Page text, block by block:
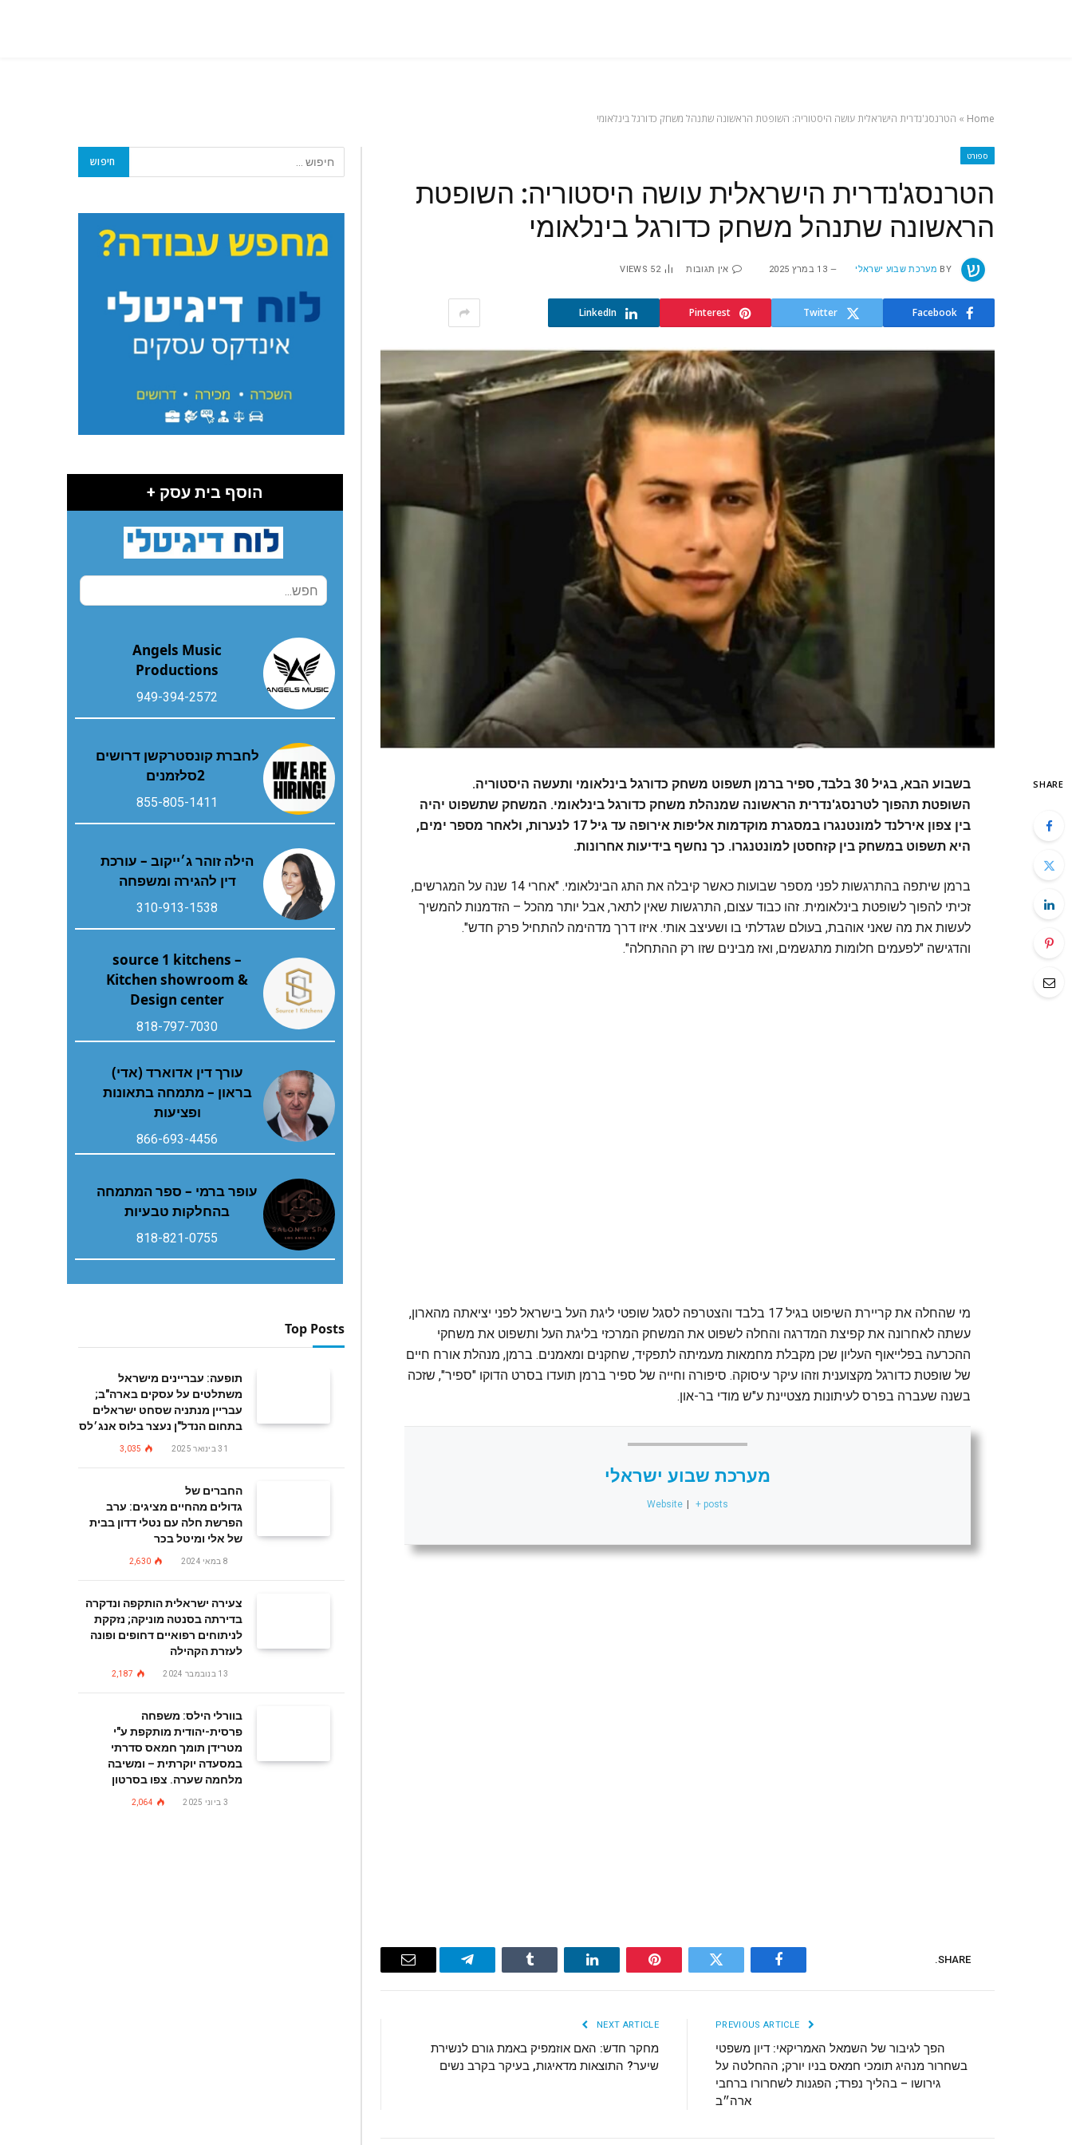
Home
» הטרנסג'נדרית הישראלית עושה היסטוריה: השופטת הראשונה שתנהל משחק כדורגל בינלאומי
ספורט
הטרנסג'נדרית הישראלית עושה היסטוריה: השופטת
הראשונה שתנהל משחק כדורגל בינלאומי
BY מערכת שבוע ישראלי 13 במרץ 2025 אין תגובות 52
VIEWS
Facebook
Twitter
Pinterest
LinkedIn
SHARE
בשבוע הבא, בגיל 30 בלבד, ספיר ברמן תשפוט משחק כדורגל בינלאומי ותעשה היסטוריה.
השופטת תהפוך לטרנסג'נדרית הראשונה שמנהלת משחק כדורגל בינלאומי. המשחק שתשפוט יהיה
בין צפון אירלנד למונטנגרו במסגרת מוקדמות אליפות אירופה עד גיל 17 לנערות, ולאחר מספר ימים,
היא תשפוט במשחק בין קזחסטן למונטנגרו. כך נחשף בידיעות אחרונות.
ברמן שיתפה בהתרגשות לפני מספר שבועות כאשר קיבלה את התג הבינלאומי. "אחרי 14 שנה על המגרשים,
זכיתי להפוך לשופטת בינלאומית. זהו כבוד עצום, התרגשות שאין לתאר, אבל יותר מהכל – הזדמנות להמשיך
לעשות את מה שאני אוהבת, בעולם שגדלתי בו ושעיצב אותי. איזו דרך מדהימה להתחיל פרק חדש".
והדגישה "לפעמים חלומות מתגשמים, ואז מבינים שזו רק ההתחלה".
מי שהחלה את קריירת השיפוט בגיל 17 בלבד והצטרפה לסגל שופטי ליגת העל בישראל לפני יציאתה מהארון,
עשתה לאחרונה את קפיצת המדרגה והחלה לשפוט את המשחק המרכזי בליגת העל ותשפוט את משחקי
ההכרעה בפלייאוף העליון שכן מקבלת מחמאות מעמיתה לתפקיד, שחקנים ומאמנים. ברמן, מנהלת אורח חיים
של שופטת כדורגל מקצוענית וזהו עיקר עיסוקה. סיפורה וחייה של ספיר ברמן תועדו בסרט הדוקו "ספיר", שזכה
בשנה שעברה בפרס לעיתונות מצטיינת ע"ש מודי בר-און.
מערכת שבוע ישראלי
Website + posts
SHARE.
Facebook
Twitter
Pinterest
LinkedIn
Tumblr
Telegram
Email
הפך לגיבור של השמאל האמריקאי: דיון משפטי
בשחרור מנהיג תומכי חמאס בניו יורק; ההחלטה על
גירושו – בהליך נפרד; הפגנות לשחרורו ברחבי
ארה״ב
NEXT ARTICLE
מחקר חדש: האם אוזמפיק באמת גורם לנשירת
שיער? התוצאות מדאיגות, בעיקר בקרב נשים
הוסף בית עסק +
Angels Music
Productions
949-394-2572
‬2‭ ‬סלזמנים
855-805-1411
הילה זוהר ג׳ייקוב – עורכת
דין להגירה ומשפחה
310-913-1538
source 1 kitchens –
Kitchen showroom &
Design center
818-797-7030
עורך דין אדוארד (אדי)
בראון – מתמחה בתאונות
ופציעות
866-693-4456
עופר ברמי – ספר המתמחה
בהחלקות טבעיות
818-821-0755
Top Posts
תופעה: עבריינים מישראל
משתלטים על עסקים בארה"ב;
עבריין מנתניה שסחט ישראלים
בתחום הנדל"ן נעצר בלוס אנג׳לס
31 בינואר 2025 3,035
החברים של
גדולים מהחיים מציגים: ערב
הפרשת חלה עם נטלי דדון בבית
של אלי ומיטל בכר
8 במאי 2024 2,630
צעירה ישראלית הותקפה ונדקרה
בדירתה בסנטה מוניקה; נזקקת
לניתוחים רפואיים דחופים ופונה
לעזרת הקהילה
13 בנובמבר 2024 2,187
בוורלי הילס: משפחה
פרסית-יהודית מותקפת ע"י
מטרידן תומך חמאס סדרתי
במסעדה יוקרתית – ומשיבה
מלחמה שערה. צפו בסרטון
3 ביוני 2025 2,064